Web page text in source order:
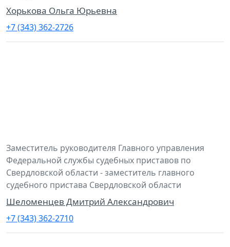
Хорькова Ольга Юрьевна
+7 (343) 362-2726
Заместитель руководителя Главного управления
Федеральной службы судебных приставов по
Свердловской области - заместитель главного
судебного пристава Свердловской области
Шеломенцев Дмитрий Александрович
+7 (343) 362-2710